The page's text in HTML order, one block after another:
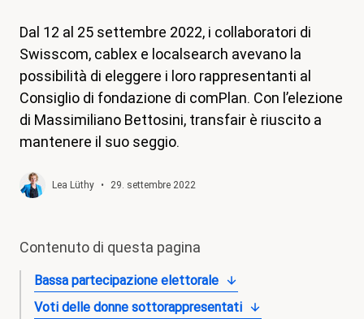
Shop
Contatto
Iniziativa per un congedo familiare
Il mio apprendistato. I miei diritti.
Dal 12 al 25 settembre 2022, i collaboratori di
Swisscom, cablex e localsearch avevano la
possibilità di eleggere i loro rappresentanti al
Consiglio di fondazione di comPlan. Con l’elezione
di Massimiliano Bettosini, transfair è riuscito a
mantenere il suo seggio.
Lea Lüthy • 29. settembre 2022
Contenuto di questa pagina
Bassa partecipazione elettorale
Voti delle donne sottorappresentati